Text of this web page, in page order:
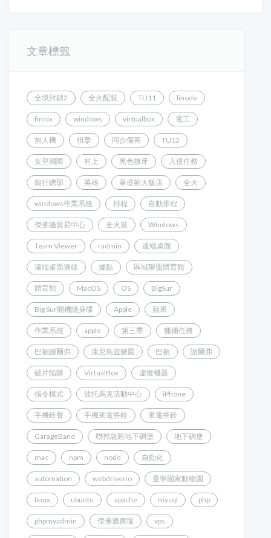
文章標籤
全境封鎖2 全火配裝 TU11 linode
finnix windows virtualbox 電工
無人機 狙擊 同步傷害 TU12
女皇國際 村上 黑色獠牙 入侵任務
銀行總部 英雄 華盛頓大飯店 全火
windows作業系統 排程 自動排程
傑佛遜貿易中心 全火裝 Windows
Team Viewer radmin 遠端桌面
遠端桌面連線 據點 區域聯盟體育館
體育館 MacOS OS BigSur
Big Sur開機隨身碟 Apple 蘋果
作業系統 apple 第三季 獵捕任務
巴頓謝爾弗 康尼島遊樂園 巴頓 謝爾弗
破片陷阱 VirtualBox 虛擬機器
指令模式 波托馬克活動中心 iPhone
手機鈴聲 手機來電答鈴 來電答鈴
GarageBand 聯邦急難地下碉堡 地下碉堡
mac npm node 自動化
automation webdriverio 曼寧國家動物園
linux ubuntu apache mysql php
phpmyadmin 傑佛遜廣場 vps